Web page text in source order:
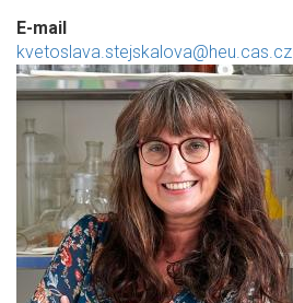
E-mail
kvetoslava.stejskalova@heu.cas.cz